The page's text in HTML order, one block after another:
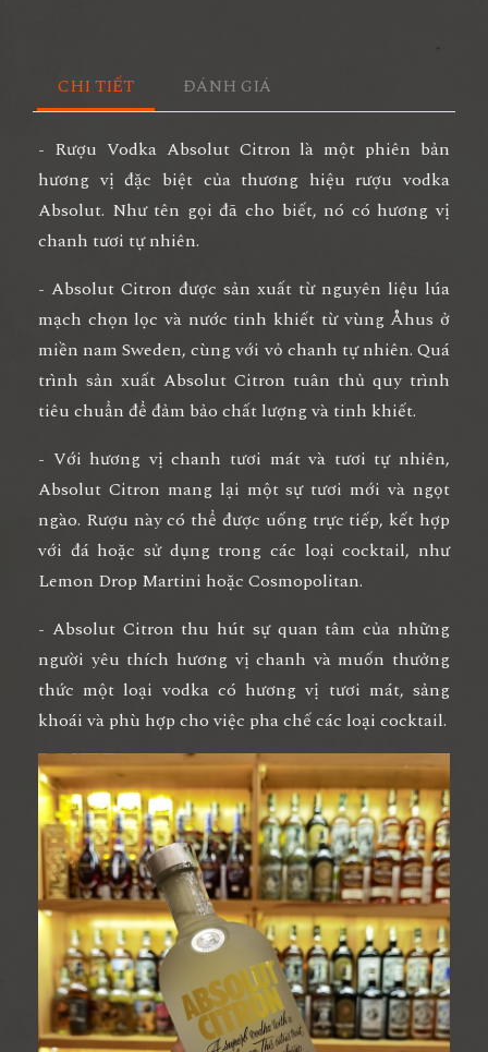
CHI TIẾT ĐÁNH GIÁ
- Rượu Vodka Absolut Citron là một phiên bản
hương vị đặc biệt của thương hiệu rượu vodka
Absolut. Như tên gọi đã cho biết, nó có hương vị
chanh tươi tự nhiên.
- Absolut Citron được sản xuất từ nguyên liệu lúa
mạch chọn lọc và nước tinh khiết từ vùng Åhus ở
miền nam Sweden, cùng với vỏ chanh tự nhiên. Quá
trình sản xuất Absolut Citron tuân thủ quy trình
tiêu chuẩn để đảm bảo chất lượng và tinh khiết.
- Với hương vị chanh tươi mát và tươi tự nhiên,
Absolut Citron mang lại một sự tươi mới và ngọt
ngào. Rượu này có thể được uống trực tiếp, kết hợp
với đá hoặc sử dụng trong các loại cocktail, như
Lemon Drop Martini hoặc Cosmopolitan.
- Absolut Citron thu hút sự quan tâm của những
người yêu thích hương vị chanh và muốn thưởng
thức một loại vodka có hương vị tươi mát, sảng
khoái và phù hợp cho việc pha chế các loại cocktail.